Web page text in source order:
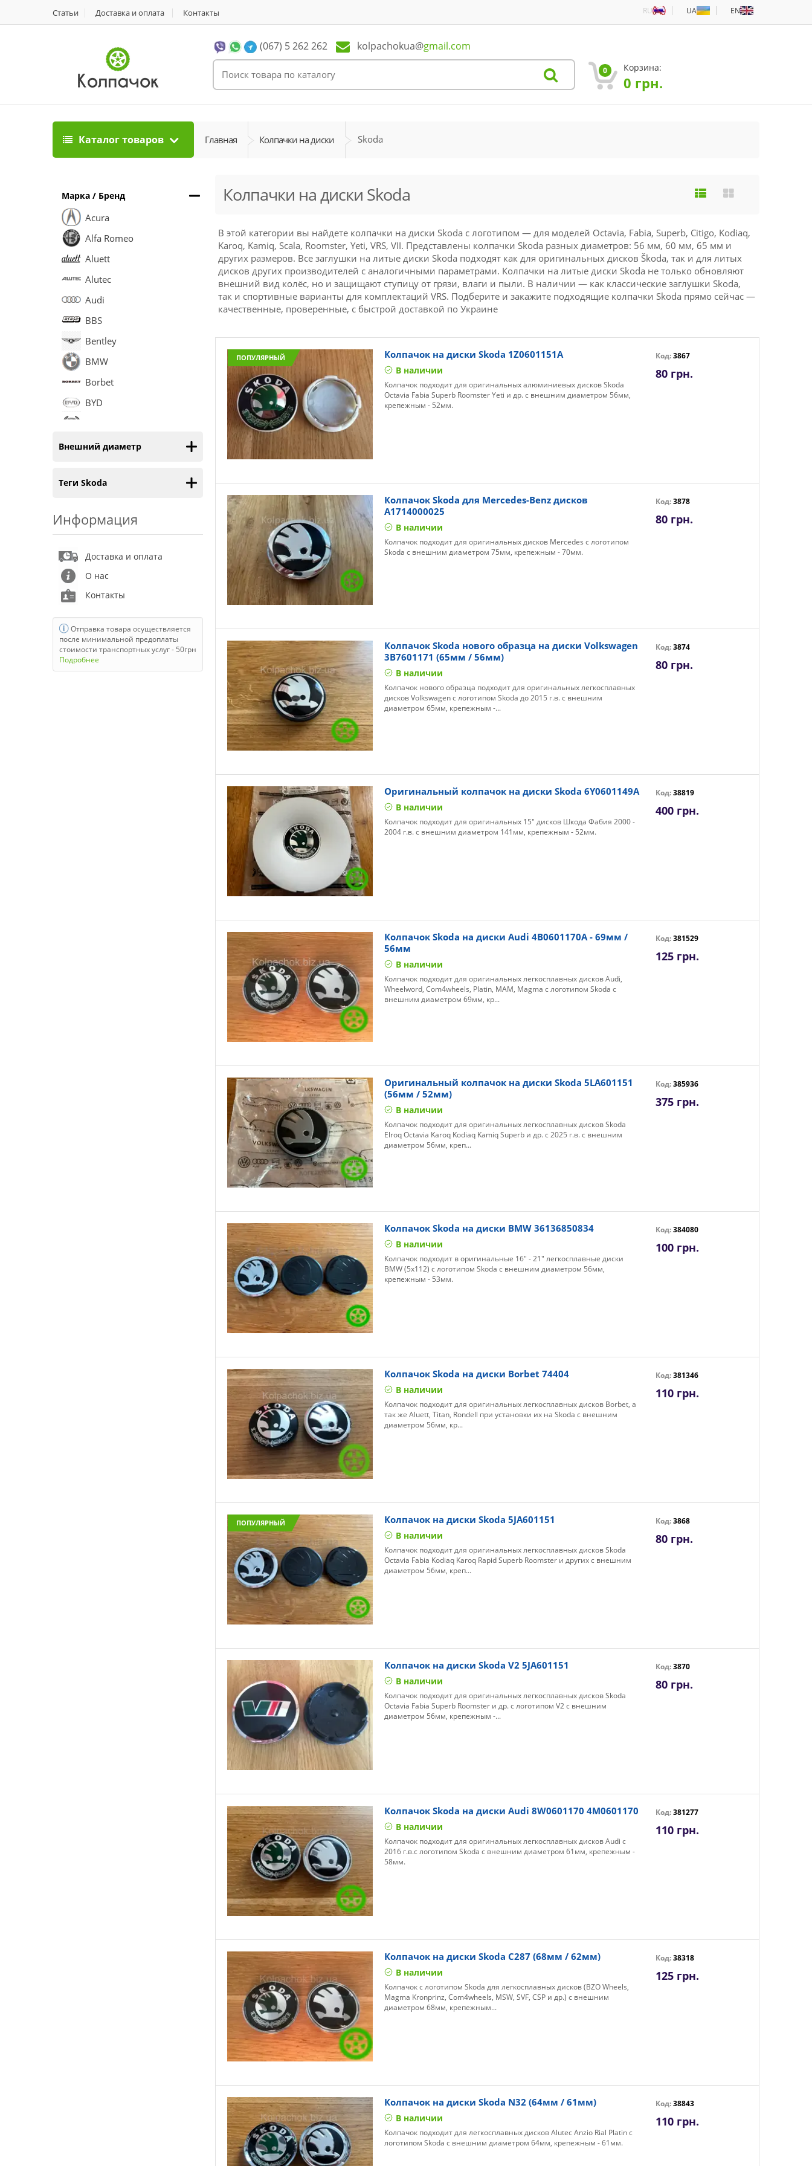
Статьи Доставка и оплата Контакты RU UA EN
(067) 5 262 262 kolpachokua@gmail.com
0 Корзина:
0 грн.
Каталог товаров Главная Колпачки на диски Skoda
Марка / Бренд
Acura
Alfa Romeo
Aluett
Alutec
Audi
BBS
Bentley
BMW
Borbet
BYD
Chery
Chrysler
Daewoo
Geely
Great Wall
Honda
Внешний диаметр
Теги Skoda
Информация
Доставка и оплата
О нас
Контакты
Отправка товара осуществляется
после минимальной предоплаты
стоимости транспортных услуг - 50грн
Подробнее
Колпачки на диски Skoda
В этой категории вы найдете колпачки на диски Skoda с логотипом — для моделей Octavia, Fabia, Superb, Citigo, Kodiaq,
Karoq, Kamiq, Scala, Roomster, Yeti, VRS, VII. Представлены колпачки Skoda разных диаметров: 56 мм, 60 мм, 65 мм и
других размеров. Все заглушки на литые диски Skoda подходят как для оригинальных дисков Škoda, так и для литых
дисков других производителей с аналогичными параметрами. Колпачки на литые диски Skoda не только обновляют
внешний вид колёс, но и защищают ступицу от грязи, влаги и пыли. В наличии — как классические заглушки Skoda,
так и спортивные варианты для комплектаций VRS. Подберите и закажите подходящие колпачки Skoda прямо сейчас —
качественные, проверенные, с быстрой доставкой по Украине
ПОПУЛЯРНЫЙ Колпачок на диски Skoda 1Z0601151A
В наличии
Колпачок подходит для оригинальных алюминиевых дисков Skoda
Octavia Fabia Superb Roomster Yeti и др. с внешним диаметром 56мм,
крепежным - 52мм.
Код:3867
80 грн.
Колпачок Skoda для Mercedes-Benz дисков
A1714000025
В наличии
Колпачок подходит для оригинальных дисков Mercedes с логотипом
Skoda с внешним диаметром 75мм, крепежным - 70мм.
Код:3878
80 грн.
Колпачок Skoda нового образца на диски Volkswagen
3B7601171 (65мм / 56мм)
В наличии
Колпачок нового образца подходит для оригинальных легкосплавных
дисков Volkswagen с логотипом Skoda до 2015 г.в. с внешним
диаметром 65мм, крепежным -...
Код:3874
80 грн.
Оригинальный колпачок на диски Skoda 6Y0601149A
В наличии
Колпачок подходит для оригинальных 15" дисков Шкода Фабия 2000 -
2004 г.в. с внешним диаметром 141мм, крепежным - 52мм.
Код:38819
400 грн.
Колпачок Skoda на диски Audi 4B0601170A - 69мм /
56мм
В наличии
Колпачок подходит для оригинальных легкосплавных дисков Audi,
Wheelword, Com4wheels, Platin, MAM, Magma с логотипом Skoda с
внешним диаметром 69мм, кр...
Код:381529
125 грн.
Оригинальный колпачок на диски Skoda 5LA601151
(56мм / 52мм)
В наличии
Колпачок подходит для оригинальных легкосплавных дисков Skoda
Elroq Octavia Karoq Kodiaq Kamiq Superb и др. с 2025 г.в. с внешним
диаметром 56мм, креп...
Код:385936
375 грн.
Колпачок Skoda на диски BMW 36136850834
В наличии
Колпачок подходит в оригинальные 16" - 21" легкосплавные диски
BMW (5x112) с логотипом Skoda с внешним диаметром 56мм,
крепежным - 53мм.
Код:384080
100 грн.
Колпачок Skoda на диски Borbet 74404
В наличии
Колпачок подходит для оригинальных легкосплавных дисков Borbet, а
так же Aluett, Titan, Rondell при установки их на Skoda с внешним
диаметром 56мм, кр...
Код:381346
110 грн.
ПОПУЛЯРНЫЙ Колпачок на диски Skoda 5JA601151
В наличии
Колпачок подходит для оригинальных легкосплавных дисков Skoda
Octavia Fabia Kodiaq Karoq Rapid Superb Roomster и других с внешним
диаметром 56мм, креп...
Код:3868
80 грн.
Колпачок на диски Skoda V2 5JA601151
В наличии
Колпачок подходит для оригинальных легкосплавных дисков Skoda
Octavia Fabia Superb Roomster и др. c логотипом V2 с внешним
диаметром 56мм, крепежным -...
Код:3870
80 грн.
Колпачок Skoda на диски Audi 8W0601170 4M0601170
В наличии
Колпачок подходит для оригинальных легкосплавных дисков Audi с
2016 г.в.с логотипом Skoda с внешним диаметром 61мм, крепежным -
58мм.
Код:381277
110 грн.
Колпачок на диски Skoda C287 (68мм / 62мм)
В наличии
Колпачок с логотипом Skoda для легкосплавных дисков (BZO Wheels,
Magma Kronprinz, Com4wheels, MSW, SVF, CSP и др.) с внешним
диаметром 68мм, крепежным...
Код:38318
125 грн.
Колпачок на диски Skoda N32 (64мм / 61мм)
В наличии
Колпачок подходит для легкосплавных дисков Alutec Anzio Rial Platin с
логотипом Skoda с внешним диаметром 64мм, крепежным - 61мм.
Код:38843
110 грн.